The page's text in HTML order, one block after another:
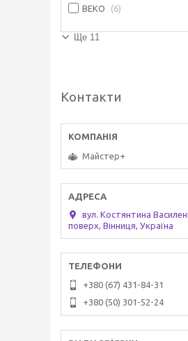
BEKO 6
Ще 11
Контакти
Майстер+
вул. Костянтина
поверх, Вінниця, Україна
+380 (67) 431-84-31
+380 (50) 301-52-24